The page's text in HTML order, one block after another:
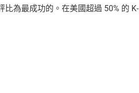
為最成功的。在美國超過 50% 的 K-